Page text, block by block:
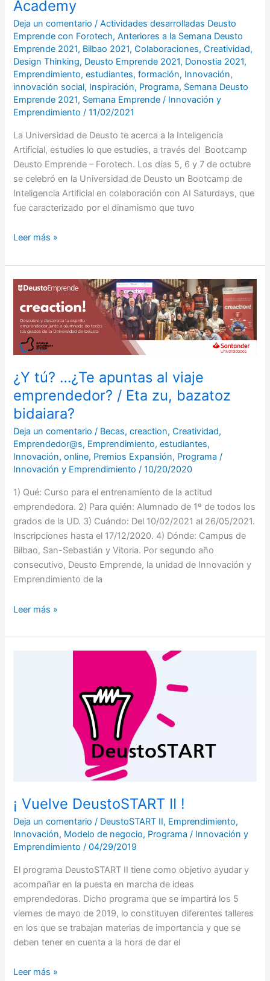
Academy
Deja un comentario /Actividades desarrolladas Deusto
Emprende con Forotech,Anteriores a la Semana Deusto
Emprende 2021, Bilbao 2021,Colaboraciones,Creatividad,
Design Thinking, Deusto Emprende 2021, Donostia 2021,
Emprendimiento,estudiantes,formación, Innovación,
innovación social, Inspiración, Programa, Semana Deusto
Emprende 2021, Semana Emprende / Innovación y
Emprendimiento/11/02/2021
La Universidad de Deusto te acerca a la Inteligencia
Artificial, estudies lo que estudies, a través del Bootcamp
Deusto Emprende – Forotech. Los días 5, 6 y 7 de octubre
se celebró en la Universidad de Deusto un Bootcamp de
Inteligencia Artificial en colaboración con AI Saturdays, que
fue caracterizado por el dinamismo que tuvo
Leer más »
¿Y tú? …¿Te apuntas al viaje
emprendedor? / Eta zu, bazatoz
bidaiara?
Deja un comentario / Becas,creaction,Creatividad,
Emprendedor@s, Emprendimiento,estudiantes,
Innovación,online, Premios Expansión, Programa /
Innovación y Emprendimiento/10/20/2020
1) Qué: Curso para el entrenamiento de la actitud
emprendedora. 2) Para quién: Alumnado de 1º de todos los
grados de la UD. 3) Cuándo: Del 10/02/2021 al 26/05/2021.
Inscripciones hasta el 17/12/2020. 4) Dónde: Campus de
Bilbao, San-Sebastián y Vitoria. Por segundo año
consecutivo, Deusto Emprende, la unidad de Innovación y
Emprendimiento de la
¿Y
¿Te
apuntas
al
viaje
emprendedor?
/
Eta
zu,
bazatoz
bidaiara?
Leer más »
¡ Vuelve DeustoSTART II !
Deja un comentario / DeustoSTART II, Emprendimiento,
Innovación, Modelo de negocio, Programa / Innovación y
Emprendimiento/04/29/2019
El programa DeustoSTART II tiene como objetivo ayudar y
acompañar en la puesta en marcha de ideas
emprendedoras. Dicho programa que se impartirá los 5
viernes de mayo de 2019, lo constituyen diferentes talleres
en los que se trabajan materias de importancia y que se
deben tener en cuenta a la hora de dar el
Leer más »